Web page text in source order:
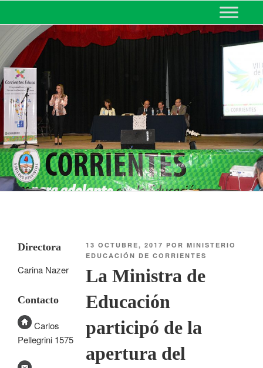
MINISTERIO DE EDUCACIÓN
DE CORRIENTES
13 OCTUBRE, 2017 PORMINISTERIO
EDUCACIÓN DE CORRIENTES
La Ministra de
Educación
participó de la
apertura del
Directora
Carina Nazer
Contacto
Carlos
Pellegrini 1575